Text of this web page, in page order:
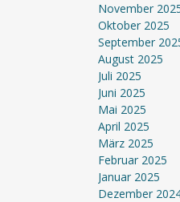
November
Oktober 2025
September
August 2025
Juli 2025
Juni 2025
Mai 2025
April 2025
März 2025
Februar 2025
Januar 2025
Dezember